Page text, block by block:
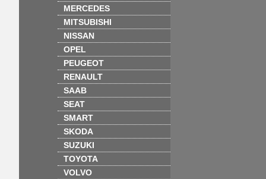
MERCEDES
MITSUBISHI
NISSAN
OPEL
PEUGEOT
RENAULT
SAAB
SEAT
SMART
SKODA
SUZUKI
TOYOTA
VOLVO